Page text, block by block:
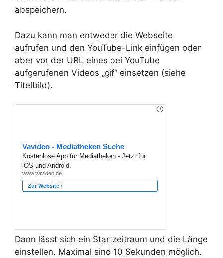
abspeichern.
Dazu kann man entweder die Webseite
aufrufen und den YouTube-Link einfügen oder
aber vor der URL eines bei YouTube
aufgerufenen Videos „gif“ einsetzen (siehe
Titelbild).
Dann lässt sich ein Startzeitraum und die Länge
einstellen. Maximal sind 10 Sekunden möglich.